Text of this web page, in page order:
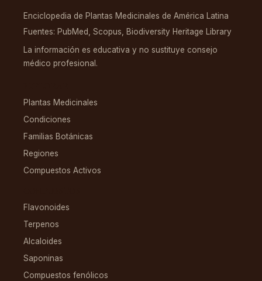
Enciclopedia de Plantas Medicinales de América Latina
Fuentes: PubMed, Scopus, Biodiversity Heritage Library
La información es educativa y no sustituye consejo
médico profesional.
Plantas Medicinales
Condiciones
Familias Botánicas
Regiones
Compuestos Activos
Flavonoides
Terpenos
Alcaloides
Saponinas
Compuestos fenólicos